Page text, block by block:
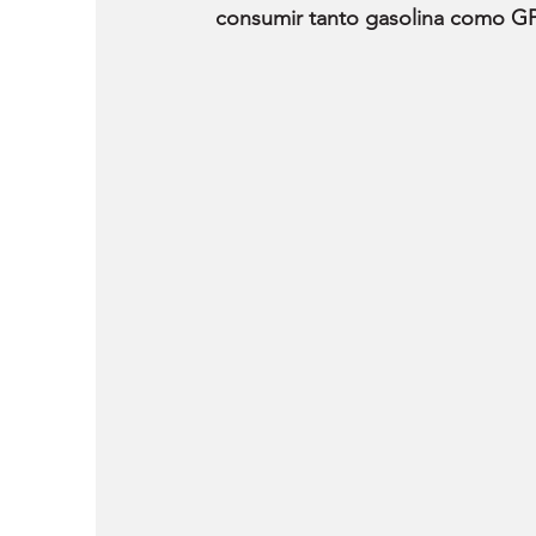
consumir tanto gasolina como